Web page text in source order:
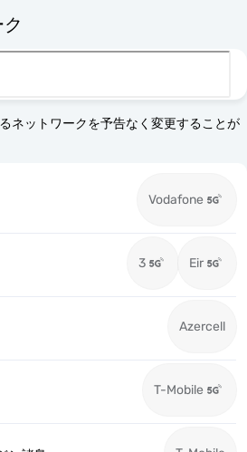
ネットワークを予告なく変更することが
Vodafone
3 Eir
Azercell
T-Mobile